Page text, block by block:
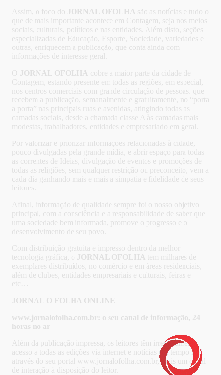
Assim, o foco do
JORNAL OFOLHA são as notícias e tudo o
que de mais importante acontece em Contagem, seja nos meios
sociais, culturais, políticos e nas entidades. Além disto, seções
especializadas de Educação, Esporte, Sociedade, variedades e
outras, enriquecem a publicação, que conta ainda com
informações de interesse geral.
O
JORNAL OFOLHA cobre a maior parte da cidade de
Contagem, estando presente em todas as regiões, em especial,
nos centros comerciais com grande circulação de pessoas, que
recebem a publicação, semanalmente e gratuitamente, no “porta
a porta” nas principais ruas e avenidas, atingindo todas as
camadas sociais, desde a chamada classe A às camadas mais
modestas, trabalhadores, entidades e empresariado em geral.
Por valorizar e priorizar informações relacionadas à cidade,
pouco divulgadas pela grande mídia, e abrir espaço para todas
as correntes de Ideias, divulgação de eventos e promoções de
todas as religiões, sem qualquer restrição ou preconceito, vem a
cada dia ganhando mais e mais a simpatia e fidelidade de seus
leitores.
Afinal, informação de qualidade sempre foi o nosso objetivo
principal, com a consciência e a responsabilidade de saber que
uma sociedade bem informada, promove o progresso e o
desenvolvimento de seu povo.
Com distribuição gratuita e impresso dentro da melhor
tecnologia gráfica, o
JORNAL OFOLHA tem milhares de
exemplares distribuídos, no comércio e em áreas residenciais,
além de clubes, entidades empresariais e culturais, feiras e
etc…
JORNAL O FOLHA ONLINE
www.jornalofolha.com.br: o seu canal de informação, 24
horas no ar
Além da publicação impressa, os leitores têm irrestritamente
acesso a todas as edições via internet e notícias em tempo real
através do seu portal www.jornalofolha.com.br, mais um canal
de interação à disposição do leitor.